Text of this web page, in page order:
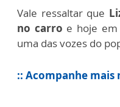
Vale ressaltar que
no carro e hoje
uma das vozes do
:: Acompanhe mais